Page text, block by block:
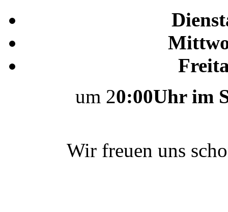
um 20:00Uhr im
Wir freuen uns